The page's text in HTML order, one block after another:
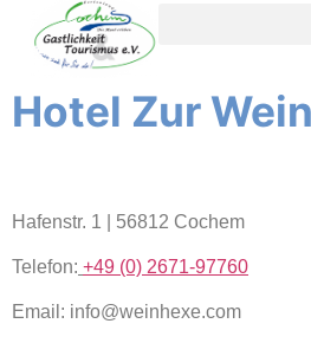
springen
Hotel Zur
Hafenstr. 1 | 56812 Cochem
Telefon: +49 (0) 2671-97760
Email: info@weinhexe.com